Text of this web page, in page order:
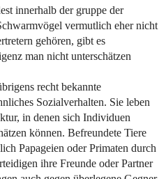
innerhalb der gruppe der
vermutlich eher nicht
gehören, gibt es
man nicht unterschätzen
recht bekannte
Sozialverhalten. Sie leben
in denen sich Individuen
können. Befreundete Tiere
Papageien oder Primaten durch
ihre Freunde oder Partner